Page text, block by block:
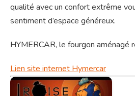
qualité avec un confort extrême
sentiment d’espace généreux.
HYMERCAR, le fourgon aménagé
Lien site internet Hymercar